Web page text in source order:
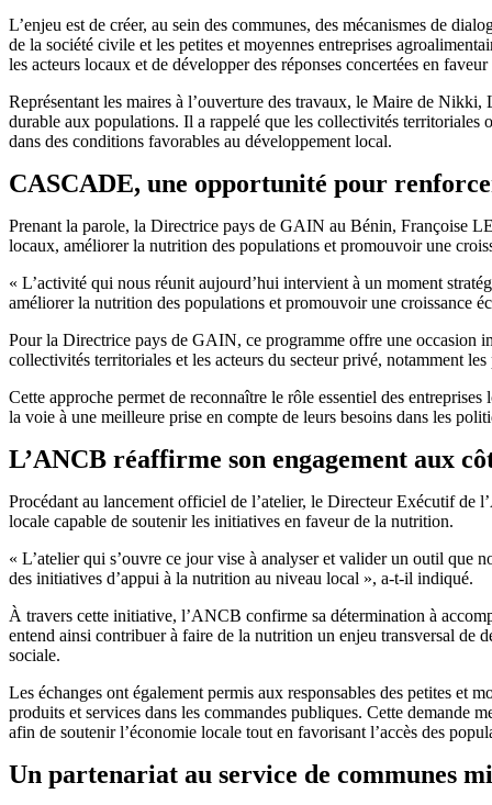
L’enjeu est de créer, au sein des communes, des mécanismes de
de la société civile et les petites et moyennes entreprises
les acteurs locaux et de développer des réponses concertées en
Représentant les maires à l’ouverture des travaux, le Maire de
durable aux populations. Il a rappelé que les collectivités territoriales
dans des conditions favorables au développement local.
CASCADE, une opportunité pour
Prenant la parole, la Directrice pays de GAIN au Bénin, Françoise
locaux, améliorer la nutrition des populations et promouvoir une
« L’activité qui nous réunit aujourd’hui intervient à un moment
améliorer la nutrition des populations et promouvoir une croissance
Pour la Directrice pays de GAIN, ce programme offre une occasion
collectivités territoriales et les acteurs du secteur privé, notamment
Cette approche permet de reconnaître le rôle essentiel des
la voie à une meilleure prise en compte de leurs besoins dans les
L’ANCB réaffirme son engagement aux
Procédant au lancement officiel de l’atelier, le Directeur Exécutif
locale capable de soutenir les initiatives en faveur de la nutrition.
« L’atelier qui s’ouvre ce jour vise à analyser et valider un outil que
des initiatives d’appui à la nutrition au niveau local », a-t-il indiqué.
À travers cette initiative, l’ANCB confirme sa détermination à
entend ainsi contribuer à faire de la nutrition un enjeu transversal de
sociale.
Les échanges ont également permis aux responsables des petites et
produits et services dans les commandes publiques. Cette demande
afin de soutenir l’économie locale tout en favorisant l’accès des
Un partenariat au service de communes